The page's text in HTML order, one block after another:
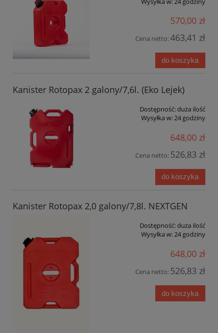
570,00 zł
Cena netto:463,41 zł
do koszyka
Kanister Rotopax 2 galony/7,6l. (Eko Lejek)
Dostępność:duża ilość
Wysyłka w:24 godziny
648,00 zł
Cena netto: 526,83 zł
do koszyka
Kanister Rotopax 2,0 galony/7,8l. NEXTGEN
Dostępność:duża ilość
Wysyłka w:24 godziny
648,00 zł
Cena netto: 526,83 zł
do koszyka